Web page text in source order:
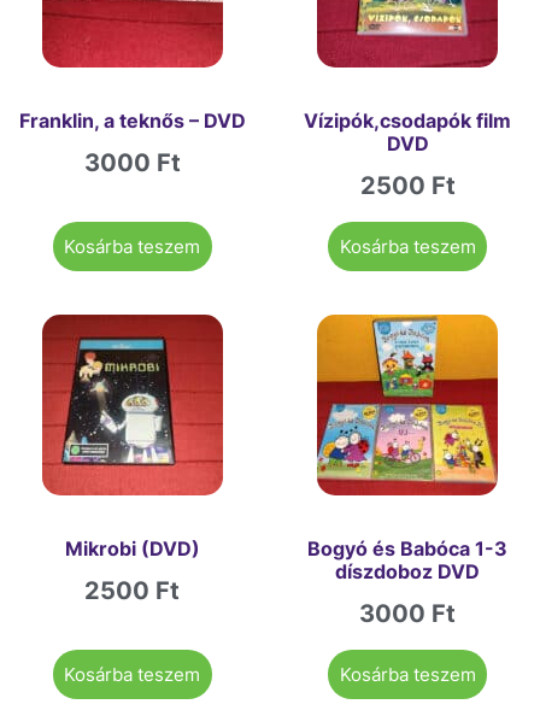
Franklin, a teknős – DVD
3000 Ft
Kosárba teszem
Vízipók,csodapók film
DVD
2500 Ft
Kosárba teszem
Mikrobi (DVD)
2500 Ft
Kosárba teszem
Bogyó és Babóca 1-3
díszdoboz DVD
3000 Ft
Kosárba teszem